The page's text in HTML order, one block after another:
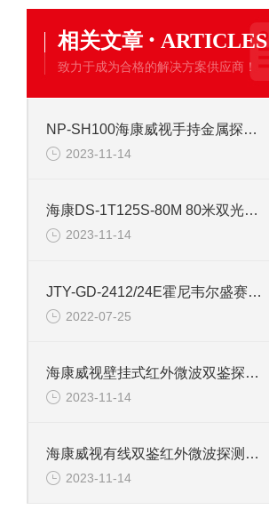
相关文章 · ARTICLES
致力于成为合格的解决方案供应商！
NP-SH100海康威视手持金属探测器
2023-11-14
海康DS-1T125S-80M 80米双光红外探测器
2023-11-14
JTY-GD-2412/24E霍尼韦尔盛赛尔电式烟感报警探测器
2022-07-25
海康威视壁挂式红外微波双鉴探测器DS-PDD12-EG2
2023-11-14
海康威视有线双鉴红外微波探测器KX15DT-B
2023-11-14